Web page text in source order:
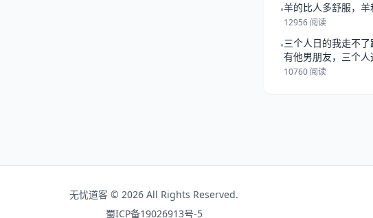
•羊的比人多舒服，
12956 阅读
•三个人日的我走不
有他男朋友，三个人
是跟她男朋
10760 阅读
无忧道客 © 2026 All Rights Reserved.
蜀ICP备19026913号-5